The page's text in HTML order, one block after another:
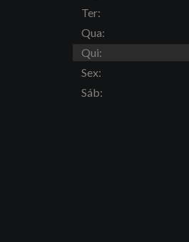
Ter:
Qua:
Qui:
Sex:
Sáb: